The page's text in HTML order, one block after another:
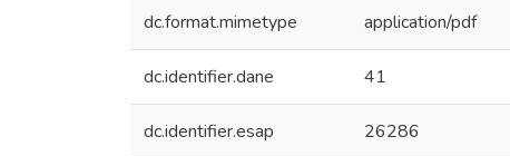
dc.format.mimetype application/pdf
dc.identifier.dane 41
dc.identifier.esap 26286